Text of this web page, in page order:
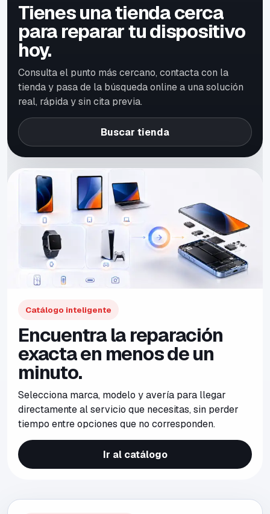
Tienes una tienda cerca
para reparar tu dispositivo
hoy.
Consulta el punto más cercano, contacta con la
tienda y pasa de la búsqueda online a una solución
real, rápida y sin cita previa.
Buscar tienda
Catálogo inteligente
Encuentra la reparación
exacta en menos de un
minuto.
Selecciona marca, modelo y avería para llegar
directamente al servicio que necesitas, sin perder
tiempo entre opciones que no corresponden.
Ir al catálogo